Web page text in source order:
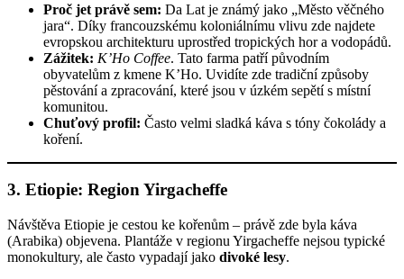
Proč jet právě sem: Da Lat je známý jako „Město věčného
jara“. Díky francouzskému koloniálnímu vlivu zde najdete
evropskou architekturu uprostřed tropických hor a vodopádů.
Zážitek: K’Ho Coffee. Tato farma patří původním
obyvatelům z kmene K’Ho. Uvidíte zde tradiční způsoby
pěstování a zpracování, které jsou v úzkém sepětí s místní
komunitou.
Chuťový profil: Často velmi sladká káva s tóny čokolády a
koření.
3. Etiopie: Region Yirgacheffe
Návštěva Etiopie je cestou ke kořenům – právě zde byla káva
(Arabika) objevena. Plantáže v regionu Yirgacheffe nejsou typické
monokultury, ale často vypadají jako divoké lesy.